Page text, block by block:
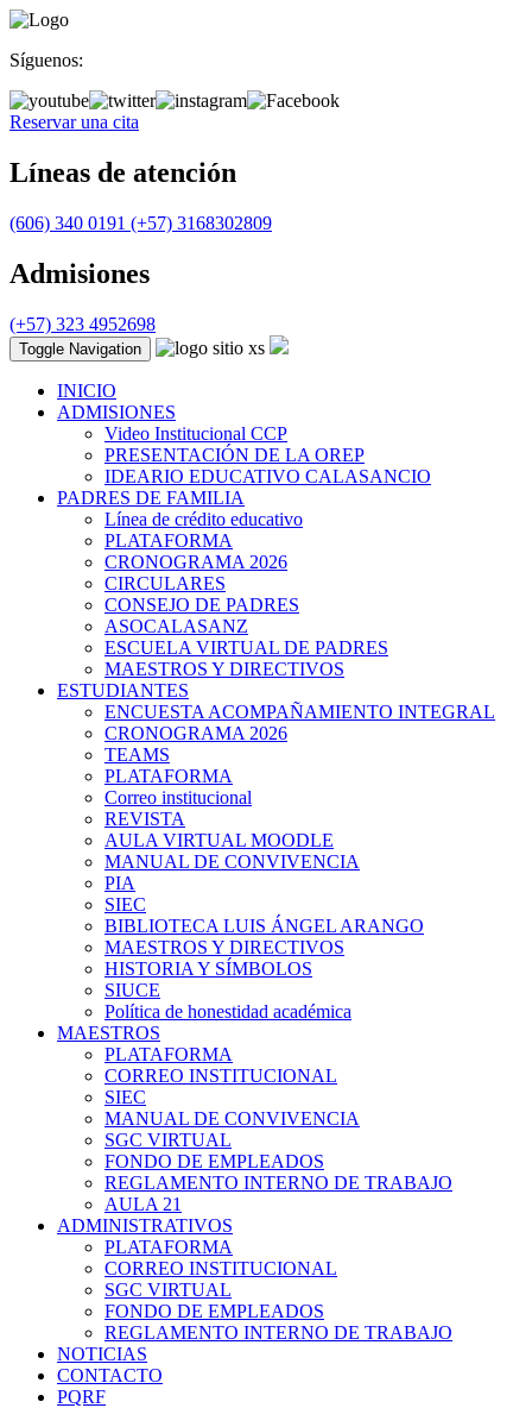
Síguenos:
Reservar una cita
Líneas de atención
(606) 340 0191 (+57) 3168302809
Admisiones
(+57) 323 4952698
Toggle Navigation
INICIO
ADMISIONES
Video Institucional CCP
PRESENTACIÓN DE LA OREP
IDEARIO EDUCATIVO CALASANCIO
PADRES DE FAMILIA
Línea de crédito educativo
PLATAFORMA
CRONOGRAMA 2026
CIRCULARES
CONSEJO DE PADRES
ASOCALASANZ
ESCUELA VIRTUAL DE PADRES
MAESTROS Y DIRECTIVOS
ESTUDIANTES
ENCUESTA ACOMPAÑAMIENTO INTEGRAL
CRONOGRAMA 2026
TEAMS
PLATAFORMA
Correo institucional
REVISTA
AULA VIRTUAL MOODLE
MANUAL DE CONVIVENCIA
PIA
SIEC
BIBLIOTECA LUIS ÁNGEL ARANGO
MAESTROS Y DIRECTIVOS
HISTORIA Y SÍMBOLOS
SIUCE
Política de honestidad académica
MAESTROS
PLATAFORMA
CORREO INSTITUCIONAL
SIEC
MANUAL DE CONVIVENCIA
SGC VIRTUAL
FONDO DE EMPLEADOS
REGLAMENTO INTERNO DE TRABAJO
AULA 21
ADMINISTRATIVOS
PLATAFORMA
CORREO INSTITUCIONAL
SGC VIRTUAL
FONDO DE EMPLEADOS
REGLAMENTO INTERNO DE TRABAJO
NOTICIAS
CONTACTO
PQRF